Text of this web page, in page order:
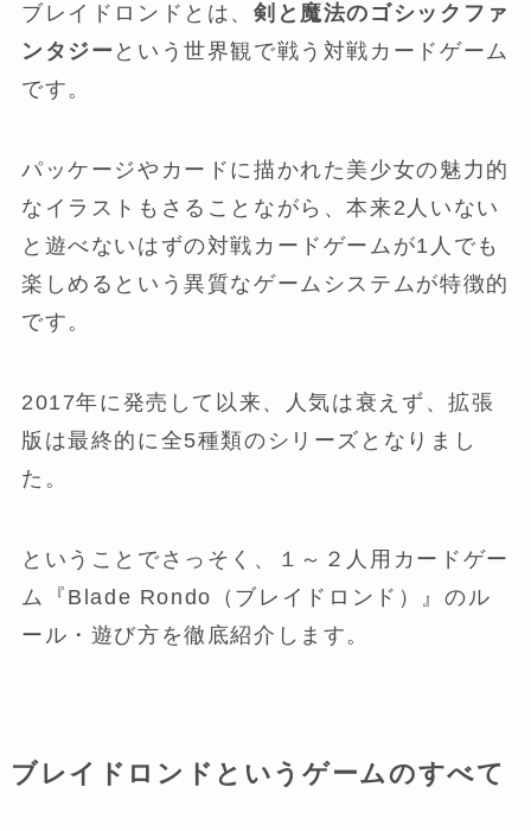
ブレイドロンドとは、剣と魔法のゴシックファ
ンタジー という世界観で戦う対戦カードゲーム
です。
パッケージやカードに描かれた美少女の魅力的
なイラストもさることながら、本来2人いない
と遊べないはずの対戦カードゲームが1人でも
楽しめるという異質なゲームシステムが特徴的
です。
2017年に発売して以来、人気は衰えず、拡張
版は最終的に全5種類のシリーズとなりまし
た。
ということでさっそく、１～２人用カードゲー
ム『Blade Rondo（ブレイドロンド）』のル
ール・遊び方を徹底紹介します。
ブレイドロンドというゲームのすべて